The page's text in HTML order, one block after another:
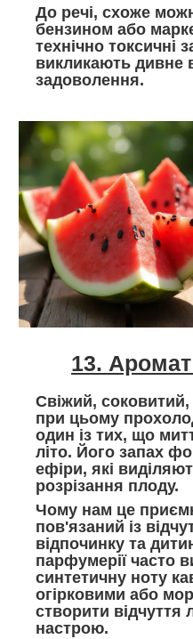
До речі, схоже
бензином або
технічно токсичні
викликають дивне
задоволення.
13.
Свіжий, соковитий,
при цьому
один із тих, що
літо. Його запах
ефіри, які
розрізання плоду.
Чому нам це
пов'язаний із
відпочинку та
парфумерії часто
синтетичну ноту
огірковими або
створити відчуття
настрою.